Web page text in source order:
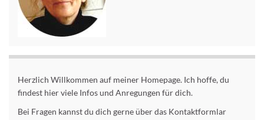
Herzlich Willkommen auf meiner Homepage. Ich hoffe, du
findest hier viele Infos und Anregungen für dich.
Bei Fragen kannst du dich gerne über das Kontaktformlar